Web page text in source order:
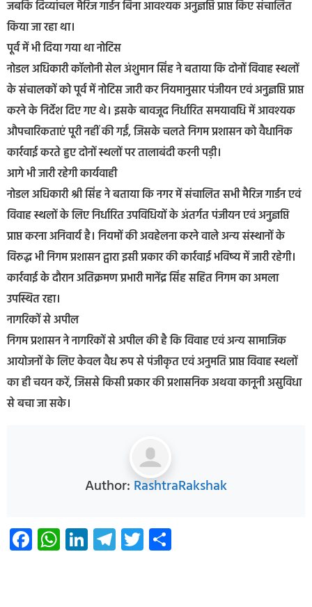
जबकि दिव्यांचल मैरिज गार्डन बिना आवश्यक अनुज्ञप्ति प्राप्त किए संचालित
किया जा रहा था।
पूर्व में भी दिया गया था नोटिस
नोडल अधिकारी कॉलोनी सेल अंशुमान सिंह ने बताया कि दोनों विवाह स्थलों
के संचालकों को पूर्व में नोटिस जारी कर नियमानुसार पंजीयन एवं अनुज्ञप्ति प्राप्त
करने के निर्देश दिए गए थे। इसके बावजूद निर्धारित समयावधि में आवश्यक
औपचारिकताएं पूरी नहीं की गईं, जिसके चलते निगम प्रशासन को वैधानिक
कार्रवाई करते हुए दोनों स्थलों पर तालाबंदी करनी पड़ी।
आगे भी जारी रहेगी कार्यवाही
नोडल अधिकारी श्री सिंह ने बताया कि नगर में संचालित सभी मैरिज गार्डन एवं
विवाह स्थलों के लिए निर्धारित उपविधियों के अंतर्गत पंजीयन एवं अनुज्ञप्ति
प्राप्त करना अनिवार्य है। नियमों की अवहेलना करने वाले अन्य संस्थानों के
विरुद्ध भी निगम प्रशासन द्वारा इसी प्रकार की कार्रवाई भविष्य में जारी रहेगी।
कार्रवाई के दौरान अतिक्रमण प्रभारी मानेंद्र सिंह सहित निगम का अमला
उपस्थित रहा।
नागरिकों से अपील
निगम प्रशासन ने नागरिकों से अपील की है कि विवाह एवं अन्य सामाजिक
आयोजनों के लिए केवल वैध रूप से पंजीकृत एवं अनुमति प्राप्त विवाह स्थलों
का ही चयन करें, जिससे किसी प्रकार की प्रशासनिक अथवा कानूनी असुविधा
से बचा जा सके।
Author: RashtraRakshak
Facebook
WhatsApp
LinkedIn
Telegram
Twitter